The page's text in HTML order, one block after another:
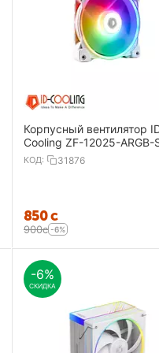
Корпусный вентилятор
Cooling ZF-12025-ARGB-
КОД: 31876
‍850‍с
‍900‍с -6%
-6%
СКИДКА